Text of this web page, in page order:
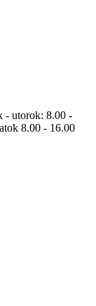
- utorok: 8.00 -
8.00 - 16.00